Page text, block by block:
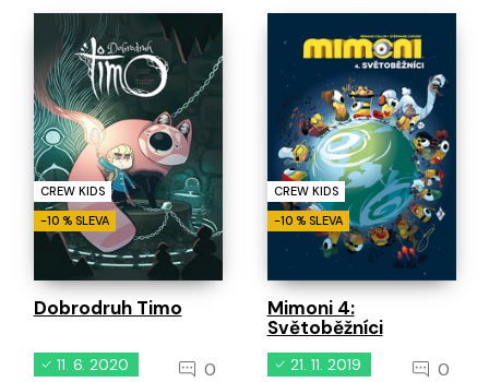
CREW KIDS
-10 % SLEVA
Dobrodruh Timo
11. 6. 2020 0
CREW KIDS
-10 % SLEVA
Mimoni 4:
Světoběžníci
21. 11. 2019 0